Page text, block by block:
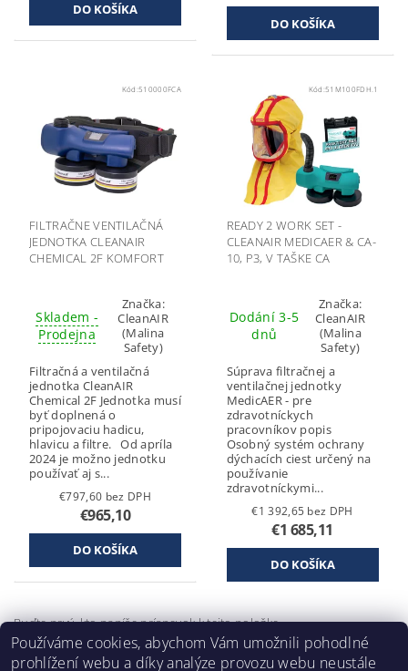
Kód:510000FCA
FILTRAČNE VENTILAČNÁ
JEDNOTKA CLEANAIR
CHEMICAL 2F KOMFORT
Skladem -
Prodejna
Značka:
CleanAIR
(Malina
Safety)
Filtračná a ventilačná
jednotka CleanAIR
Chemical 2F Jednotka musí
byť doplnená o
pripojovaciu hadicu,
hlavicu a filtre. Od apríla
2024 je možno jednotku
používať aj s...
€797,60 bez DPH
€965,10
Kód: 51M100FDH.1
READY 2 WORK SET -
CLEANAIR MEDICAER & CA-
10, P3, V TAŠKE CA
Dodání 3-5
dnů
Značka:
CleanAIR
(Malina
Safety)
Súprava filtračnej a
ventilačnej jednotky
MedicAER - pre
zdravotníckych
pracovníkov popis
Osobný systém ochrany
dýchacích ciest určený na
používanie
zdravotníckymi...
€1 392,65 bez DPH
€1 685,11
Buďte prvý, kto napíše príspevok k tejto položke.
Pridať komentár
Používáme cookies, abychom Vám umožnili pohodlné
prohlížení webu a díky analýze provozu webu neustále